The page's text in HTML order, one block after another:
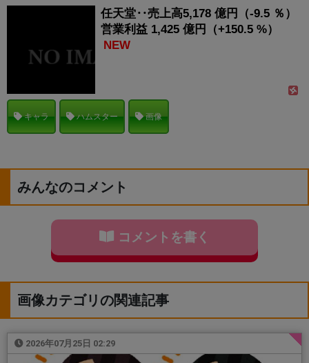
任天堂‥売上高5,178 億円（-9.5 ％）
営業利益 1,425 億円（+150.5 %）
NEW
キャラ ハムスター 画像
みんなのコメント
コメントを書く
画像カテゴリの関連記事
2026年07月25日 02:29